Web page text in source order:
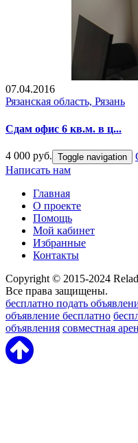
07.04.2016
Рязанская область, Рязань
Сдам офис 6 кв.м. в ц...
4 000 руб. Toggle navigation
Написать нам
Главная
О проекте
Помощь
Мой кабинет
Избранные
Контакты
Copyright © 2015-2024
Все права защищены.
бесплатно подать
объявление бесплатно
объявления совместная